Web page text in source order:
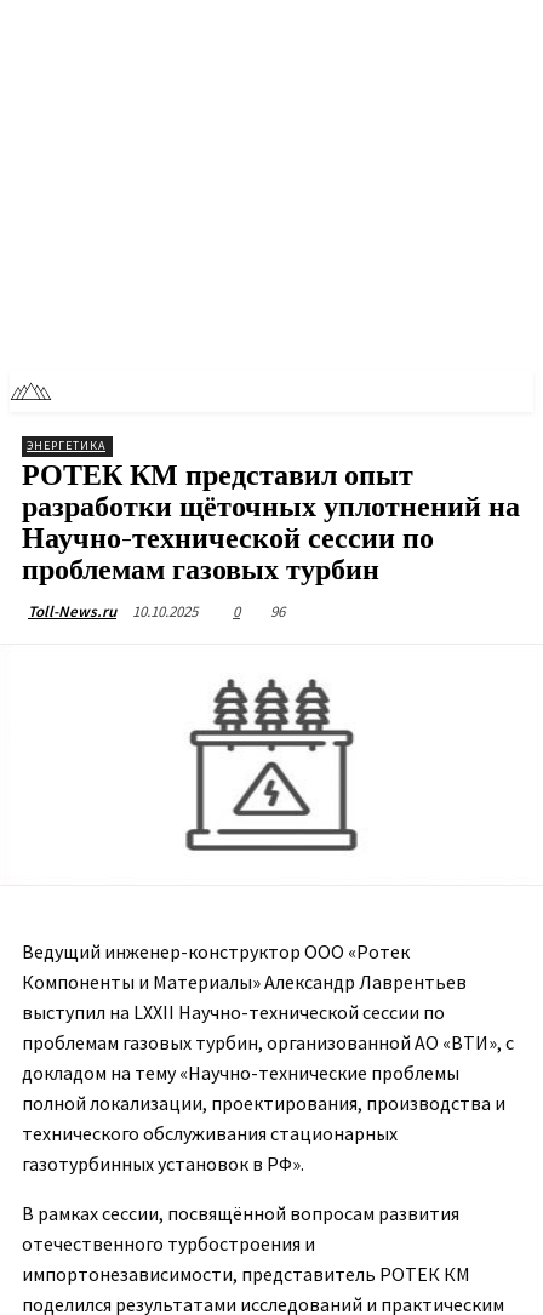
ЭНЕРГЕТИКА
РОТЕК КМ представил опыт
разработки щёточных уплотнений на
Научно-технической сессии по
проблемам газовых турбин
Toll-News.ru 10.10.2025 0 96
Ведущий инженер-конструктор ООО «Ротек
Компоненты и Материалы» Александр Лаврентьев
выступил на LXXII Научно-технической сессии по
проблемам газовых турбин, организованной АО «ВТИ», с
докладом на тему «Научно-технические проблемы
полной локализации, проектирования, производства и
технического обслуживания стационарных
газотурбинных установок в РФ».
В рамках сессии, посвящённой вопросам развития
отечественного турбостроения и
импортонезависимости, представитель РОТЕК КМ
поделился результатами исследований и практическим